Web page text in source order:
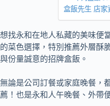
盒飯先生 店家
想找永和在地人私藏的美味便
的菜色選擇，特別推薦外層酥
與份量誠意的招牌盒飯。
無論是公司訂餐或家庭晚餐，
薦！也是永和人午晚餐、外帶